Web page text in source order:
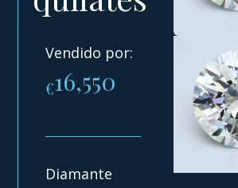
Vendido por:
€16,550
Diamante